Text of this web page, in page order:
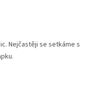
Nejčastěji se setkáme s